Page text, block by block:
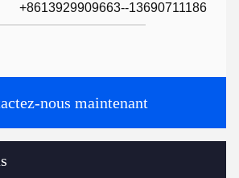
+8613929909663--13690711186
nous maintenant